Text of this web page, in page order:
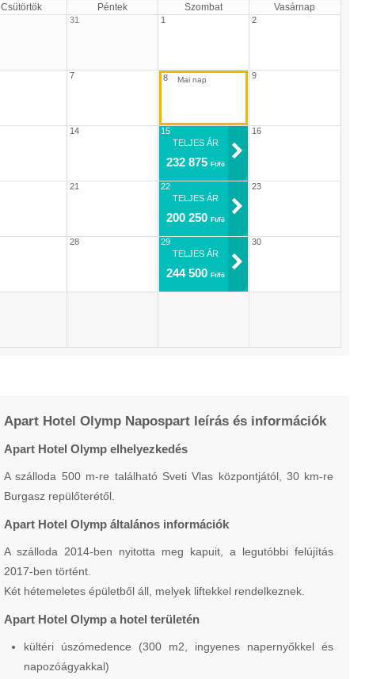
Csütörtök Péntek Szombat Vasárnap
31 1 2
7 8 9
14
15
TELJES ÁR
232 875Ft/fő
16
21
22
TELJES ÁR
200 250Ft/fő
23
28
29
TELJES ÁR
244 500Ft/fő
30
Apart Hotel Olymp Napospart leírás és információk
Apart Hotel Olymp elhelyezkedés
A szálloda 500 m-re található Sveti Vlas központjától, 30 km-re
Burgasz repülőterétől.
Apart Hotel Olymp általános információk
A szálloda 2014-ben nyitotta meg kapuit, a legutóbbi felújítás
2017-ben történt.
Két hétemeletes épületből áll, melyek liftekkel rendelkeznek.
Apart Hotel Olymp a hotel területén
kültéri úszómedence (300 m2, ingyenes napernyőkkel és
napozóágyakkal)